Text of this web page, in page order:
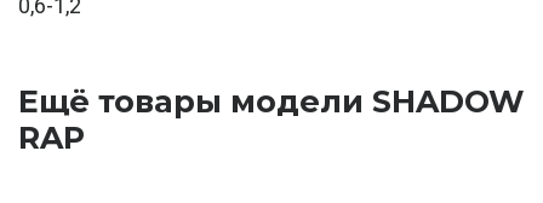
0,6-1,2
Ещё товары модели SHADOW
RAP